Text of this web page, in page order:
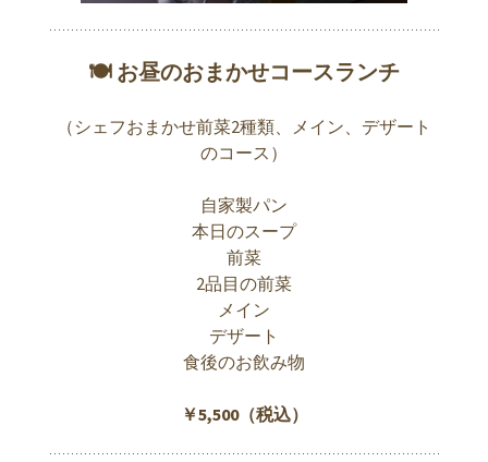
🍽 お昼のおまかせコースランチ
（シェフおまかせ前菜2種類、メイン、デザート
のコース）
自家製パン
本日のスープ
前菜
2品目の前菜
メイン
デザート
食後のお飲み物
￥5,500（税込）